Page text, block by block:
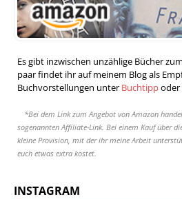
Es gibt inzwischen unzählige Bücher
paar findet ihr auf meinem Blog als
Buchvorstellungen unter Buchtippoder
*Bei dem Link zum Angebot von Amazon
sogenannten Affiliate-Link. Bei einem Kauf über
kleine Provision, mit der ihr meine Arbeit
euch etwas extra kostet.
INSTAGRAM